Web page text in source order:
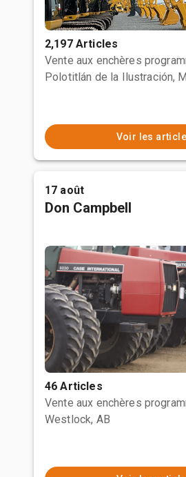
2,197 Articles
Vente aux enchères
Polotitlán de la Ilustración,
Voir les
17 août
Don Campbell
46 Articles
Vente aux enchères
Westlock, AB